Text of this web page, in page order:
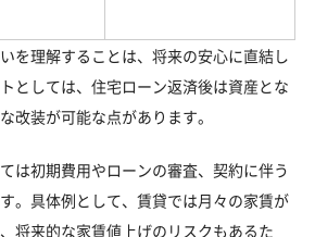
を理解することは、将来の安心に直結し
としては、住宅ローン返済後は資産とな
改装が可能な点があります。
は初期費用やローンの審査、契約に伴う
。具体例として、賃貸では月々の家賃が
将来的な家賃値上げのリスクもあるた